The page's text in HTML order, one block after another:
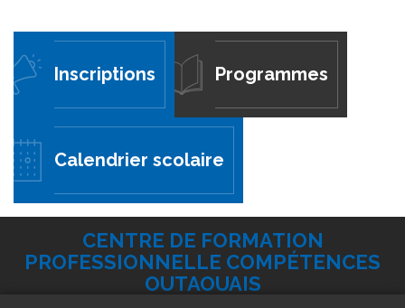
Inscriptions Programmes
Calendrier scolaire
CENTRE DE FORMATION
PROFESSIONNELLE COMPÉTENCES
OUTAOUAIS